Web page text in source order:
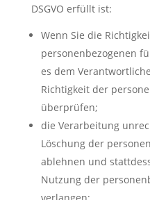
DSGVO erfüllt ist:
Wenn Sie die
personenbezogenen
es dem
Richtigkeit der
überprüfen;
die Verarbeitung
Löschung der
ablehnen und
Nutzung der